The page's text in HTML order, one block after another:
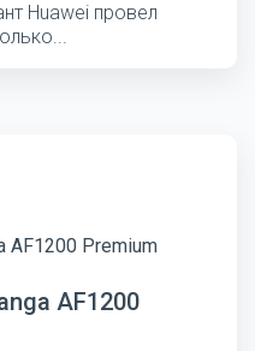
Huawei провел
AF1200